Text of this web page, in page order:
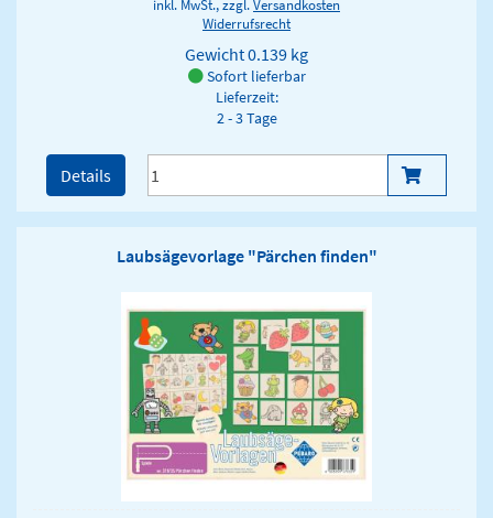
inkl. MwSt., zzgl.Versandkosten
Widerrufsrecht
Gewicht0.139 kg
Sofort lieferbar
Lieferzeit:
2 - 3 Tage
Details
Laubsägevorlage "Pärchen finden"